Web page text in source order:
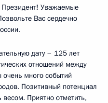
Уважаемые
Вас сердечно
дату – 125 лет
отношений между
много событий
Позитивный потенциал
Приятно отметить,